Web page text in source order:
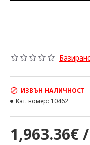
1,963.36€
ИЗВЪН НАЛИЧНОСТ
Кат. номер: 10462